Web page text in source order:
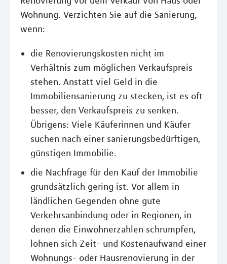
Wohnung. Verzichten Sie auf die Sanierung,
wenn:
die Renovierungskosten nicht im
Verhältnis zum möglichen Verkaufspreis
stehen. Anstatt viel Geld in die
Immobiliensanierung zu stecken, ist es oft
besser, den Verkaufspreis zu senken.
Übrigens: Viele Käuferinnen und Käufer
suchen nach einer sanierungsbedürftigen,
günstigen Immobilie.
die Nachfrage für den Kauf der Immobilie
grundsätzlich gering ist. Vor allem in
ländlichen Gegenden ohne gute
Verkehrsanbindung oder in Regionen, in
denen die Einwohnerzahlen schrumpfen,
lohnen sich Zeit- und Kostenaufwand einer
Wohnungs- oder Hausrenovierung in der